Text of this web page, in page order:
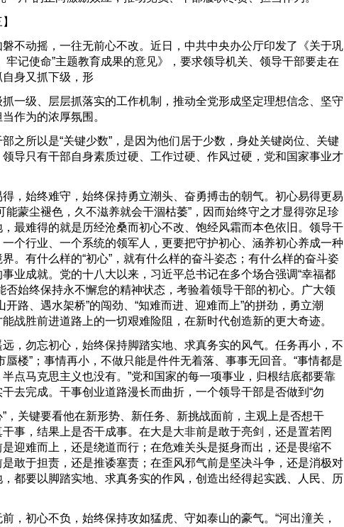
摇，一往无前心不改。近日，中共中央办公厅印发了《关于巩
牢记使命”主题教育成果的意见》，要求领导机关、领导干部要走在
身又抓下级，形
、层层抓落实的工作机制，推动全党形成坚定理想信念、坚守
作为的浓厚氛围。
以是“关键少数”，是因为他们居于少数，身处关键岗位、关键
导只有干部自身素质过硬、工作过硬、作风过硬，党和国家事业才
终难守，始终保持勇立潮头、奋勇搏击的朝气。初心易得更易
能蒙尘褪色，久不滋养就会干涸枯萎”，因而始终守之才显得弥足珍
最难得的就是历经沧桑而初心不改、饱经风霜而本色依旧。领导干
个行业、一个系统的领军人，更要把守护初心、涵养初心养成一种
。有什么样的“初心”，就有什么样的奋斗姿态；有什么样的奋斗姿
业成就。党的十八大以来，习近平总书记在多个场合强调“幸福都
否始终保持永不懈怠的精神状态，考验着领导干部的初心。广大领
开路、遇水架桥”的闯劲、“知难而进、迎难而上”的拼劲，勇立潮
战胜前进道路上的一切艰难险阻，在新时代创造新的更大奇迹。
忘初心，始终保持脚踏实地、求真务实的风气。任务再小，不
蜃楼”；事情再小，不做只能是件件无着落、事事无回音。“事情都是
点马克思主义也没有。”党和国家的每一项事业，归根结底都要靠
去完成。干事创业道路漫长而曲折，一个领导干部是否做到“勿
键要看他在新形势、新任务、新挑战面前，主观上是否想干
事，结果上是否干成事。在大是大非前是敢于亮剑，还是置若罔
迎难而上，还是绕道而行；在危难关头是挺身而出，还是畏缩不
敢于担责，还是推诿塞责；在歪风邪气前是坚决斗争，还是消极对
都要以脚踏实地、求真务实的作风，创造出经得起实践、人民、历
心不负，始终保持攻如猛虎、守如泰山的豪气。“河出潼关，